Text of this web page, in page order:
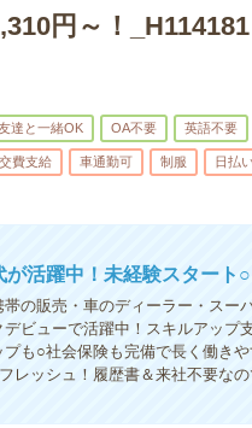
円～！_H114181
達と一緒OK OA不要 英語不要
交費支給 車通勤可 制服 日払
活躍中！未経験スタート○
の販売・車のディーラー・スー
ビューで活躍中！スキルアップ
も○社会保険も完備で長く働き
レッシュ！履歴書＆来社不要な